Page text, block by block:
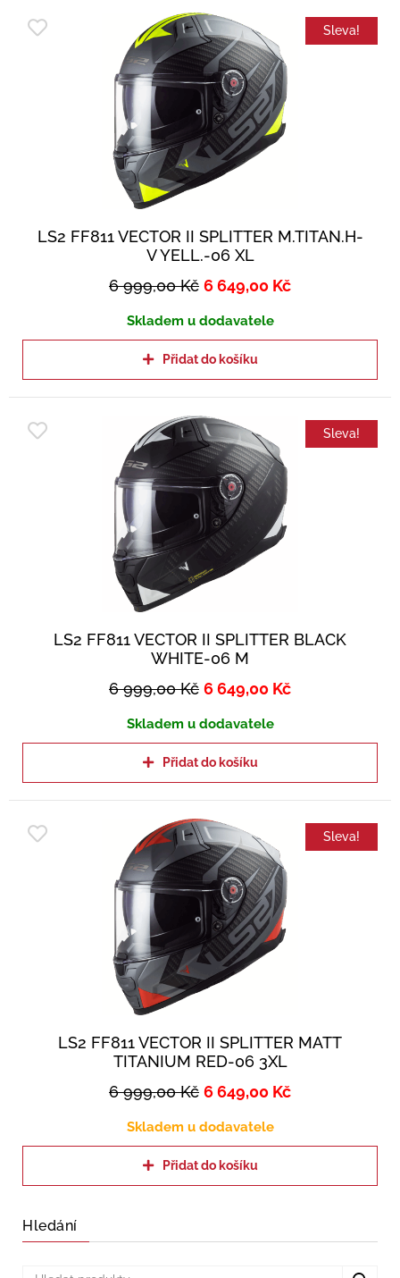
Sleva!
LS2 FF811 VECTOR II SPLITTER M.TITAN.H-
V YELL.-06 XL
6 999,00Kč 6 649,00 Kč
Skladem u dodavatele
Přidat do košíku
Sleva!
LS2 FF811 VECTOR II SPLITTER BLACK
WHITE-06 M
6 999,00Kč 6 649,00 Kč
Skladem u dodavatele
Přidat do košíku
Sleva!
LS2 FF811 VECTOR II SPLITTER MATT
TITANIUM RED-06 3XL
6 999,00Kč 6 649,00 Kč
Skladem u dodavatele
Přidat do košíku
Hledání